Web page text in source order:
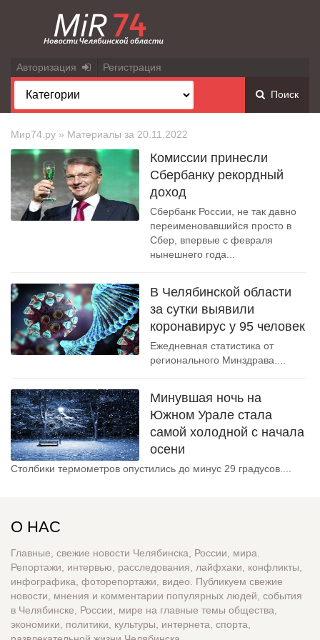
Авторизация Регистрация
Поиск
Мир74.ру » Материалы за 20.11.2022
Комиссии принесли
Сбербанку рекордный
доход
Сбербанк России, не так давно
переименовавшийся просто в
Сбер, впервые с февраля
нынешнего года...
В Челябинской области
за сутки выявили
коронавирус у 95 человек
Ежедневная статистика от
регионального Минздрава....
Минувшая ночь на
Южном Урале стала
самой холодной с начала
осени
Столбики термометров опустились до минус 29 градусов....
О НАС
Главные, свежие новости Челябинска, России, мира.
Репортажи, интервью, расследования, лайфхаки, конфликты,
инфографика, фоторепортажи, видео. Публикуем свежие
новости, мнения и комментарии популярных людей, события
в Челябинске, России, мире на главные темы общества,
экономики, политики, культуры, интернета, спорта,